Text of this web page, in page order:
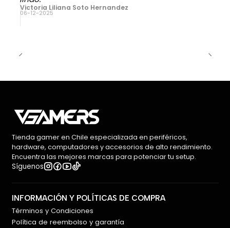
Victoria Liliana Soto Hernandez
06-12-2025
Tienda gamer en Chile especializada en periféricos,
hardware, computadores y accesorios de alto rendimiento.
Encuentra las mejores marcas para potenciar tu setup.
Síguenos
INFORMACIÓN Y POLÍTICAS DE COMPRA
Términos y Condiciones
Política de reembolso y garantía